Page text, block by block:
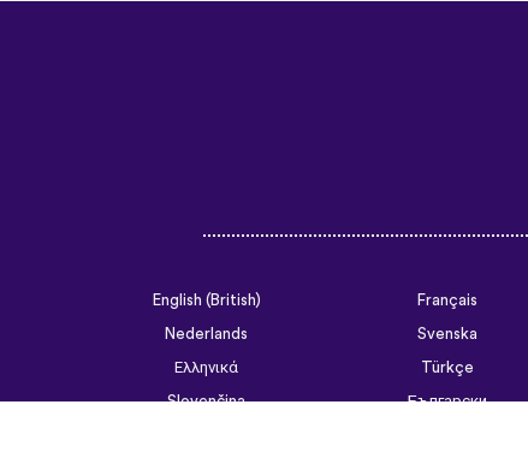
English (British) Français
Nederlands
Svenska
Ελληνικά
Türkçe
Slovenčina
Български